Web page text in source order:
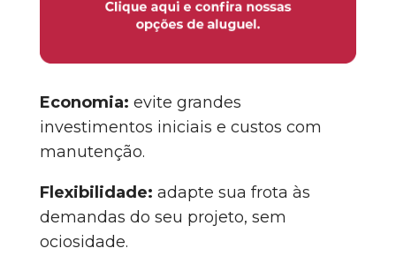
Economia: evite grandes
investimentos iniciais e custos com
manutenção.
Flexibilidade: adapte sua frota às
demandas do seu projeto, sem
ociosidade.